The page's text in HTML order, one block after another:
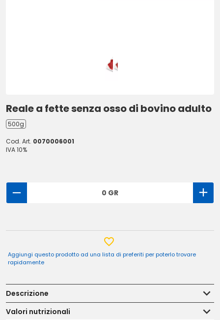
Reale a fette senza osso di bovino adulto
500g
Cod. Art. 0070006001
IVA 10%
0 GR
Aggiungi questo prodotto ad una lista di preferiti per poterlo trovare
rapidamente
Descrizione
Valori nutrizionali